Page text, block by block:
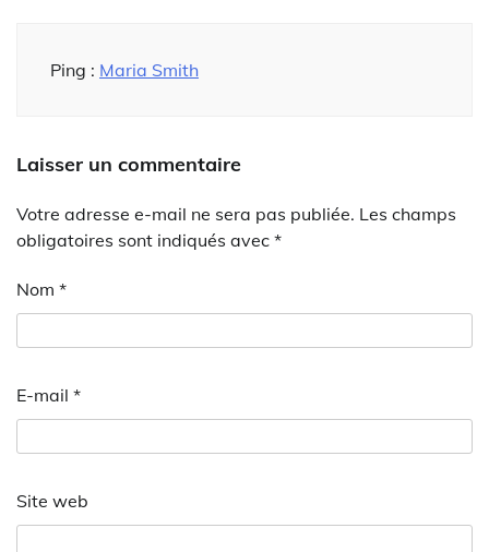
Ping : Maria Smith
Laisser un commentaire
Votre adresse e-mail ne sera pas publiée. Les champs
obligatoires sont indiqués avec *
Nom *
E-mail *
Site web